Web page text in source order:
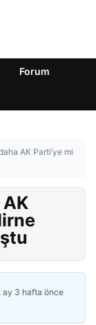
Forum
AK Parti’ye mi
ay 3 hafta önce